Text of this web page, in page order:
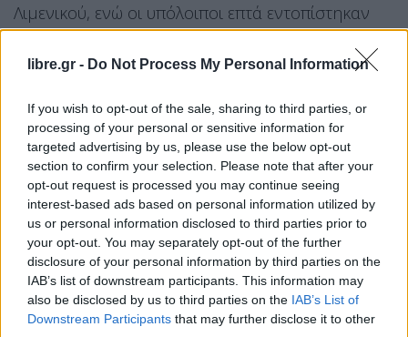
libre.gr - Do Not Process My Personal Information
If you wish to opt-out of the sale, sharing to third parties, or
processing of your personal or sensitive information for
targeted advertising by us, please use the below opt-out
section to confirm your selection. Please note that after your
opt-out request is processed you may continue seeing
interest-based ads based on personal information utilized by
us or personal information disclosed to third parties prior to
your opt-out. You may separately opt-out of the further
disclosure of your personal information by third parties on the
IAB’s list of downstream participants. This information may
also be disclosed by us to third parties on the IAB’s List of
Downstream Participants that may further disclose it to other
Λιμενικού, ενώ οι υπόλοιποι επτά εντοπίστηκαν
και απεγκλωβίστηκαν από δύσβατο βραχώδες
σημείο της Άνδρου.
Οι διασωθέντες
μεταφέρθηκαν με ασφάλεια στο
λιμάνι του νησιού και, σύμφωνα με τις πρώτες
πληροφορίες, είναι καλά στην υγεία τους.
Στην περιοχή επιχειρούν δύο πλωτά σκάφη του
Λιμενικού Σώματος,ενώ σπεύδουν ακόμη δύο
πλωτά. Προς παροχή συνδρομής στο σημείο του
ναυαγίου προσέγγισε το επιβατηγό πλοίο Σάμος,
τρία παραπλέοντα πλοία αλλά και ελικόπτερο της
Πολεμικής Αεροπορίας.